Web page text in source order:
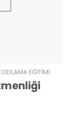
EĞITIMI